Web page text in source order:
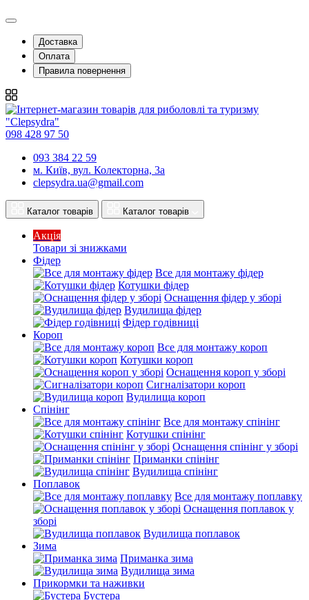
Доставка
Оплата
Правила повернення
098 428 97 50
093 384 22 59
м. Київ, вул. Колекторна, 3а
clepsydra.ua@gmail.com
Каталог товарів Каталог товарів
Акція
Товари зі знижками
Фідер
Все для монтажу фідер
Котушки фідер
Оснащення фідер у зборі
Вудилища фідер
Фідер годівниці
Короп
Все для монтажу короп
Котушки короп
Оснащення короп у зборі
Сигналізатори короп
Вудилища короп
Спінінг
Все для монтажу спінінг
Котушки спінінг
Оснащення спінінг у зборі
Приманки спінінг
Вудилища спінінг
Поплавок
Все для монтажу поплавку
Оснащення поплавок у
зборі
Вудилища поплавок
Зима
Приманка зима
Вудилища зима
Прикормки та наживки
Бустера